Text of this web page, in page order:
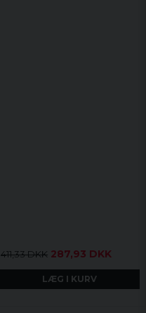
411,33 DKK 287,93 DKK
LÆG I KURV